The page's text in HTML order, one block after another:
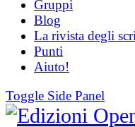
Gruppi
Blog
La rivista degli
Punti
Aiuto!
Toggle Side Panel